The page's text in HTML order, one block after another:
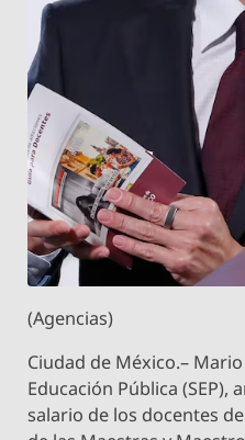
(Agencias)
Ciudad de México.–
Educación Pública (SEP),
salario de los docentes